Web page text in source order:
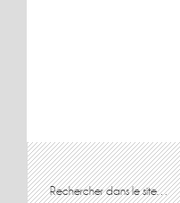
Rechercher dans le site…